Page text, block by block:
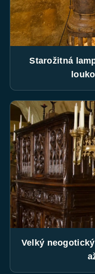
Starožitná
Velký